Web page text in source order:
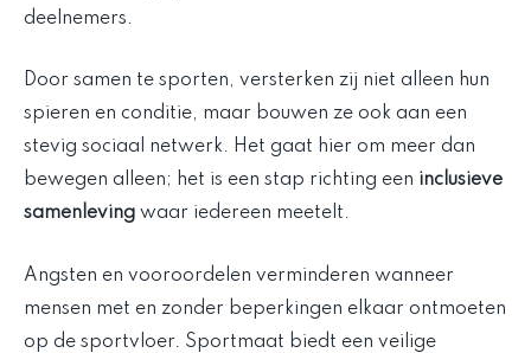
deelnemers.
Door samen te sporten, versterken zij niet alleen hun
spieren en conditie, maar bouwen ze ook aan een
stevig sociaal netwerk. Het gaat hier om meer dan
bewegen alleen; het is een stap richting een inclusieve
samenleving waar iedereen meetelt.
Angsten en vooroordelen verminderen wanneer
mensen met en zonder beperkingen elkaar ontmoeten
op de sportvloer. Sportmaat biedt een veilige